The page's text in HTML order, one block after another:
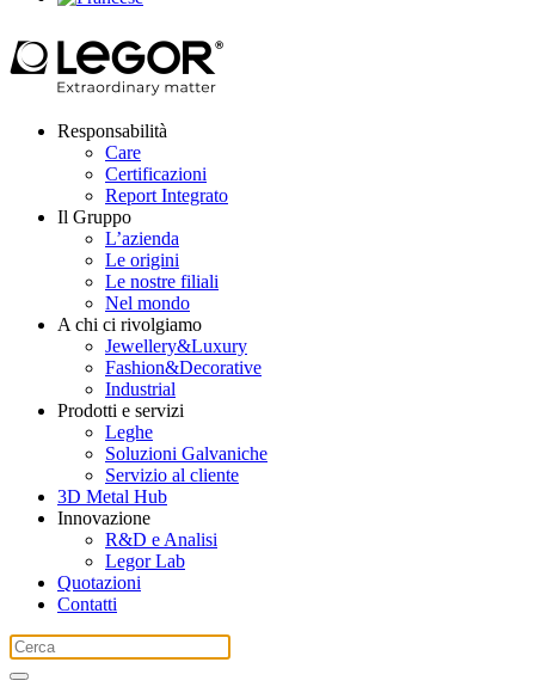
Responsabilità
Care
Certificazioni
Report Integrato
Il Gruppo
L’azienda
Le origini
Le nostre filiali
Nel mondo
A chi ci rivolgiamo
Jewellery&Luxury
Fashion&Decorative
Industrial
Prodotti e servizi
Leghe
Soluzioni Galvaniche
Servizio al cliente
3D Metal Hub
Innovazione
R&D e Analisi
Legor Lab
Quotazioni
Contatti